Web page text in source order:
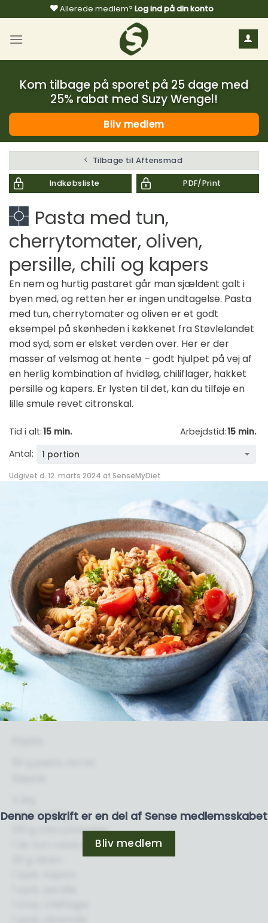
til
indhold
Allerede medlem? Log ind på din konto
Kom tilbage på sporet på 25 dage med
25% rabat med Suzy Wengel!
Bliv medlem
Tilbage til Aftensmad
Indkøbsliste PDF/Print
Pasta med tun,
cherrytomater, oliven,
persille, chili og kapers
En nem og hurtig pastaret går man sjældent galt i
byen med, og retten her er ingen undtagelse. Pasta
med tun, cherrytomater og oliven er et godt
eksempel på skønheden i køkkenet fra Støvlelandet
mod syd, som er elsket verden over. Her er der
masser af velsmag at hente – godt hjulpet på vej af
en herlig kombination af hvidløg, chiliflager, hakket
persille og kapers. Er lysten til det, kan du tilføje en
lille smule revet citronskal.
Tid i alt:15 min. Arbejdstid:15 min.
Antal:
1 portion
Udgivet d. 12. marts 2024 af SenseMyDiet
Denne opskrift er en del af Sense medlemsskabet
Bliv medlem
1 fed hvidløg
130 g cherrytomater
1 ds. tun i vand, konserves